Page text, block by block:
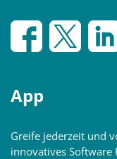
App
Greife jederzeit und
innovatives Software